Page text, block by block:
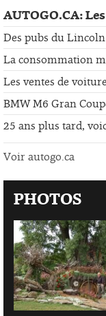
AUTOGO.CA:
Des pubs du
La consommation
Les ventes de
BMW M6 Gran
25 ans plus tard,
Voir autogo.ca
PHOTOS